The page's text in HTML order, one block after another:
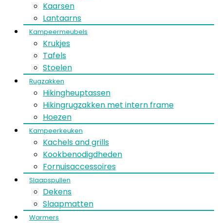
Kaarsen
Lantaarns
Kampeermeubels
Krukjes
Tafels
Stoelen
Rugzakken
Hikingheuptassen
Hikingrugzakken met intern frame
Hoezen
Kampeerkeuken
Kachels and grills
Kookbenodigdheden
Fornuisaccessoires
Slaapspullen
Dekens
Slaapmatten
Warmers